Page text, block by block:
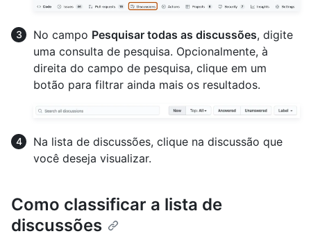
No campo Pesquisar todas as discussões, digite
uma consulta de pesquisa. Opcionalmente, à
direita do campo de pesquisa, clique em um
botão para filtrar ainda mais os resultados.
Na lista de discussões, clique na discussão que
você deseja visualizar.
Como classificar a lista de
discussões